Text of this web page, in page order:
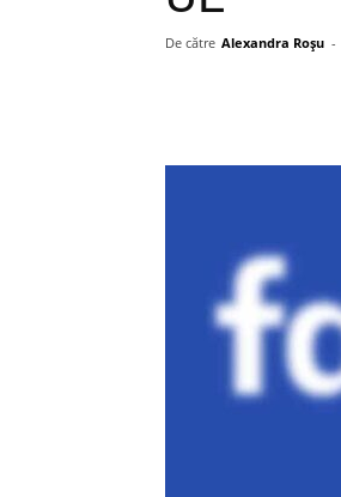
De către Alexandra Roșu -